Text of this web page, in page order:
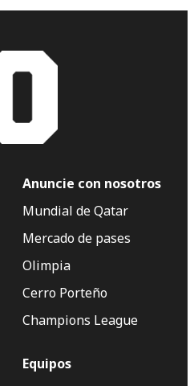
Anuncie con nosotros
Mundial de Qatar
Mercado de pases
Olimpia
Cerro Porteño
Champions League
Equipos